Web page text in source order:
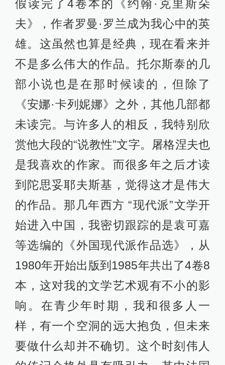
假读完了4卷本的《约翰·克里斯朵
夫》，作者罗曼·罗兰成为我心中的英
雄。这虽然也算是经典，现在看来并
不是多么伟大的作品。托尔斯泰的几
部小说也是在那时候读的，但除了
《安娜·卡列妮娜》之外，其他几部都
未读完。与许多人的相反，我特别欣
赏他大段的“说教性”文字。屠格涅夫也
是我喜欢的作家。而很多年之后才读
到陀思妥耶夫斯基，觉得这才是伟大
的作品。那几年西方 “现代派”文学开
始进入中国，我密切跟踪的是袁可嘉
等选编的《外国现代派作品选》，从
1980年开始出版到1985年共出了4卷8
本，这对我的文学艺术观有不小的影
响。在青少年时期，我和很多人一
样，有一个空洞的远大抱负，但未来
要做什么却并不确切。这个时刻伟人